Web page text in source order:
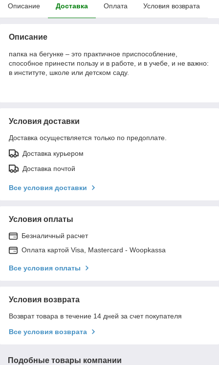
Описание Доставка Оплата Условия возврата
Описание
папка на бегунке – это практичное приспособление,
способное принести пользу и в работе, и в учебе, и не важно:
в институте, школе или детском саду.
Условия доставки
Доставка осуществляется только по предоплате.
Доставка курьером
Доставка почтой
Все условия доставки
Условия оплаты
Безналичный расчет
Оплата картой Visa, Mastercard - Woopkassa
Все условия оплаты
Условия возврата
Возврат товара в течение 14 дней за счет покупателя
Все условия возврата
Подобные товары компании